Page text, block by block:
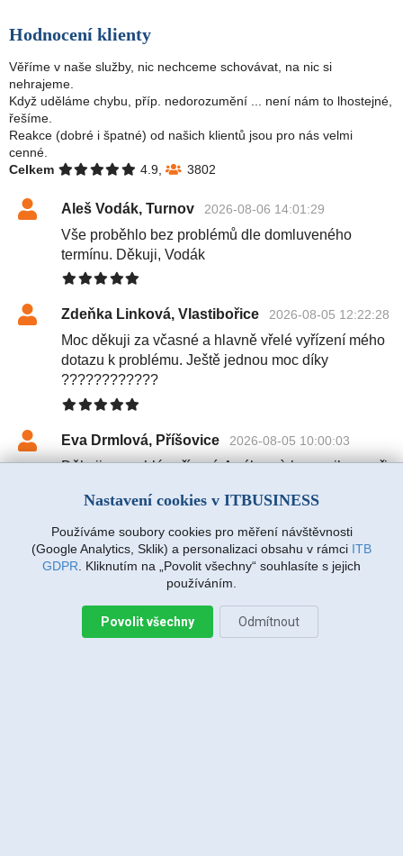
Hodnocení klienty
Věříme v naše služby, nic nechceme schovávat, na nic si
nehrajeme.
Když uděláme chybu, příp. nedorozumění ... není nám to lhostejné,
řešíme.
Reakce (dobré i špatné) od našich klientů jsou pro nás velmi
cenné.
Celkem
4.9, 3802
Aleš Vodák, Turnov 2026-08-06 14:01:29
Vše proběhlo bez problémů dle domluveného
termínu. Děkuji, Vodák
Zdeňka Linková, Vlastibořice 2026-08-05 12:22:28
Moc děkuji za včasné a hlavně vřelé vyřízení mého
dotazu k problému. Ještě jednou moc díky
????????????
Eva Drmlová, Příšovice 2026-08-05 10:00:03
Děkuji za rychlé vyřízení. A výbornà komunikace při
Martin Vanda, Bakov nad Jizerou
2026-08-04 20:33:07
Jiří Sadílek, Liberec 2026-08-03 20:08:43
Nastavení cookies v ITBUSINESS
Používáme soubory cookies pro měření návštěvnosti
(Google Analytics, Sklik) a personalizaci obsahu v rámci ITB
GDPR . Kliknutím na „Povolit všechny“ souhlasíte s jejich
používáním.
Povolit všechny Odmítnout